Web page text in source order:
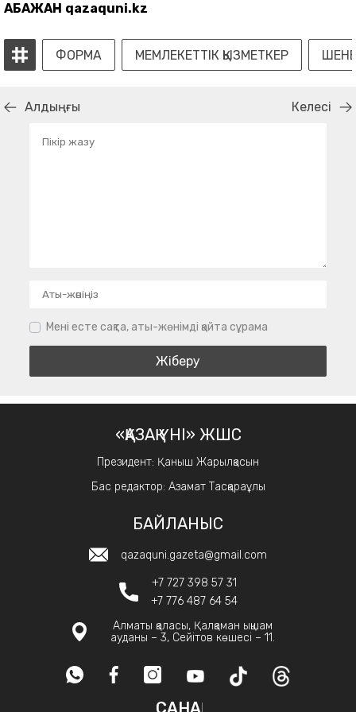
АБАЖАН qazaquni.kz
ФОРМА МЕМЛЕКЕТТІК ҚЫЗМЕТКЕР
Алдыңғы Келесі
Мені есте сақта, аты-жөнімді қайта сұрама
«ҚАЗАҚ ҮНІ» ЖШС
Президент: Қаныш Жарылқасын
Бас редактор: Азамат Тасқараұлы
БАЙЛАНЫС
qazaquni.gazeta@gmail.com
+7 727 398 57 31
+7 776 487 64 54
Алматы қаласы, Қалқаман ықшам
ауданы – 3, Сейітов көшесі – 11.
САНАҚ